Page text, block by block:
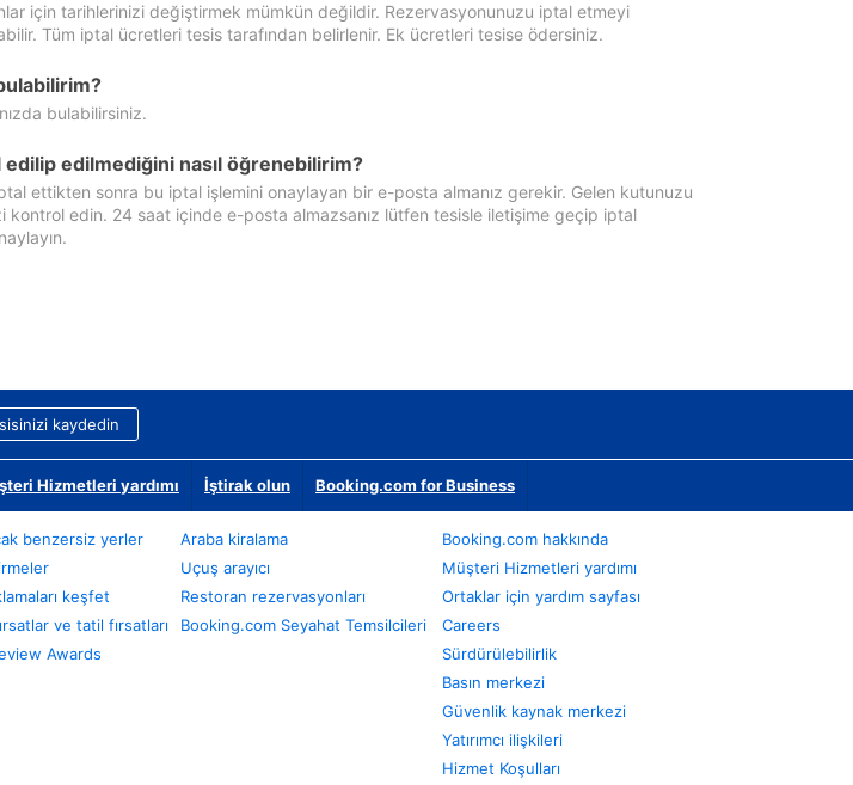
için tarihlerinizi değiştirmek mümkün değildir. Rezervasyonunuzu iptal etmeyi
Tüm iptal ücretleri tesis tarafından belirlenir. Ek ücretleri tesise ödersiniz.
bulabilirsiniz.
edilmediğini nasıl öğrenebilirim?
ettikten sonra bu iptal işlemini onaylayan bir e-posta almanız gerekir. Gelen kutunuzu
kontrol edin. 24 saat içinde e-posta almazsanız lütfen tesisle iletişime geçip iptal
kaydedin
Hizmetleri yardımı İştirak olun Booking.com for Business
benzersiz yerler
keşfet
ve tatil fırsatları
Awards
Araba kiralama
Uçuş arayıcı
Restoran rezervasyonları
Booking.com Seyahat Temsilcileri
Booking.com hakkında
Müşteri Hizmetleri yardımı
Ortaklar için yardım sayfası
Careers
Sürdürülebilirlik
Basın merkezi
Güvenlik kaynak merkezi
Yatırımcı ilişkileri
Hizmet Koşulları